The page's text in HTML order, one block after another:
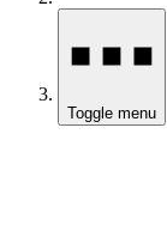
Toggle menu